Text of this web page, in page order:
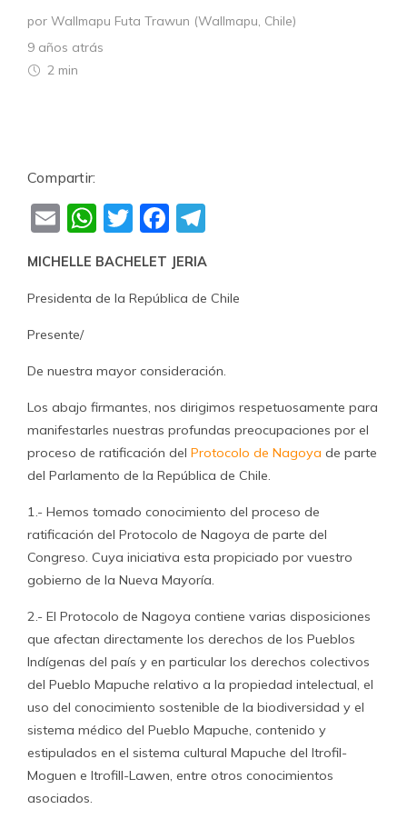
por Wallmapu Futa Trawun (Wallmapu, Chile)
9 años atrás
2 min
Compartir:
EmailWhatsApp
TwitterFacebook
MICHELLE BACHELET JERIA
Presidenta de la República de Chile
Presente/
De nuestra mayor consideración.
Los abajo firmantes, nos dirigimos respetuosamente para
manifestarles nuestras profundas preocupaciones por el
proceso de ratificación del Protocolo de Nagoya de parte
del Parlamento de la República de Chile.
1.- Hemos tomado conocimiento del proceso de
ratificación del Protocolo de Nagoya de parte del
Congreso. Cuya iniciativa esta propiciado por vuestro
gobierno de la Nueva Mayoría.
2.- El Protocolo de Nagoya contiene varias disposiciones
que afectan directamente los derechos de los Pueblos
Indígenas del país y en particular los derechos colectivos
del Pueblo Mapuche relativo a la propiedad intelectual, el
uso del conocimiento sostenible de la biodiversidad y el
sistema médico del Pueblo Mapuche, contenido y
estipulados en el sistema cultural Mapuche del Itrofil-
Moguen e Itrofill-Lawen, entre otros conocimientos
asociados.